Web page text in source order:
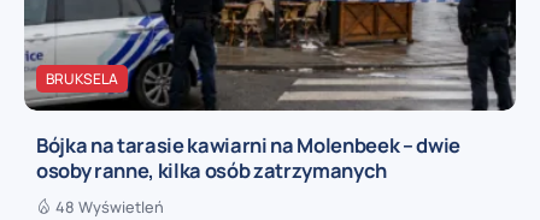
BRUKSELA
Bójka na tarasie kawiarni na Molenbeek – dwie
osoby ranne, kilka osób zatrzymanych
48 Wyświetleń